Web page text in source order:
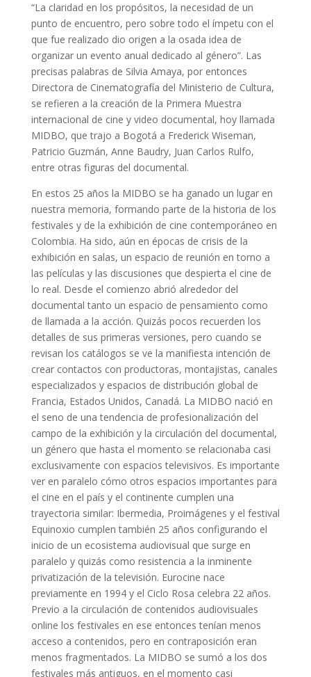
“La claridad en los propósitos, la necesidad de un
punto de encuentro, pero sobre todo el ímpetu con el
que fue realizado dio origen a la osada idea de
organizar un evento anual dedicado al género”. Las
precisas palabras de Silvia Amaya, por entonces
Directora de Cinematografía del Ministerio de Cultura,
se refieren a la creación de la Primera Muestra
internacional de cine y video documental, hoy llamada
MIDBO, que trajo a Bogotá a Frederick Wiseman,
Patricio Guzmán, Anne Baudry, Juan Carlos Rulfo,
entre otras figuras del documental.
En estos 25 años la MIDBO se ha ganado un lugar en
nuestra memoria, formando parte de la historia de los
festivales y de la exhibición de cine contemporáneo en
Colombia. Ha sido, aún en épocas de crisis de la
exhibición en salas, un espacio de reunión en torno a
las películas y las discusiones que despierta el cine de
lo real. Desde el comienzo abrió alrededor del
documental tanto un espacio de pensamiento como
de llamada a la acción. Quizás pocos recuerden los
detalles de sus primeras versiones, pero cuando se
revisan los catálogos se ve la manifiesta intención de
crear contactos con productoras, montajistas, canales
especializados y espacios de distribución global de
Francia, Estados Unidos, Canadá. La MIDBO nació en
el seno de una tendencia de profesionalización del
campo de la exhibición y la circulación del documental,
un género que hasta el momento se relacionaba casi
exclusivamente con espacios televisivos. Es importante
ver en paralelo cómo otros espacios importantes para
el cine en el país y el continente cumplen una
trayectoria similar: Ibermedia, Proimágenes y el festival
Equinoxio cumplen también 25 años configurando el
inicio de un ecosistema audiovisual que surge en
paralelo y quizás como resistencia a la inminente
privatización de la televisión. Eurocine nace
previamente en 1994 y el Ciclo Rosa celebra 22 años.
Previo a la circulación de contenidos audiovisuales
online los festivales en ese entonces tenían menos
acceso a contenidos, pero en contraposición eran
menos fragmentados. La MIDBO se sumó a los dos
festivales más antiguos, en el momento casi